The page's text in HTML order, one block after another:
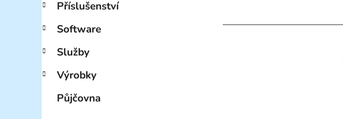
Příslušenství
Software
Služby
Výrobky
Půjčovna